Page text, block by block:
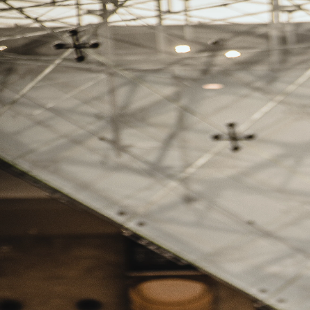
Cenas
Sergio Ternopislki
Vender no Cenas
Busque cidade, cenário…
foto:Sergio Ternopislki